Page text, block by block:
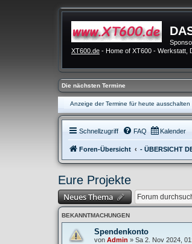
XT600.de - Home of XT600 - Werkstatt,
Die nächsten Termine
Anzeige der Termine für heute ausschalten
Schnellzugriff FAQ Kalender
Foren-Übersicht - ÜBERSICHT
Eure Projekte
Neues Thema
BEKANNTMACHUNGEN
Spendenkonto
von Admin » Sa 2. Nov 2024,